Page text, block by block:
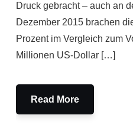
Druck gebracht – auch an
Dezember 2015 brachen
Prozent im Vergleich zum
Millionen US-Dollar […]
Read More